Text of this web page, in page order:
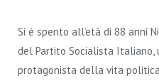
Si è spento all’età di 88 anni
del Partito Socialista Italiano,
protagonista della vita